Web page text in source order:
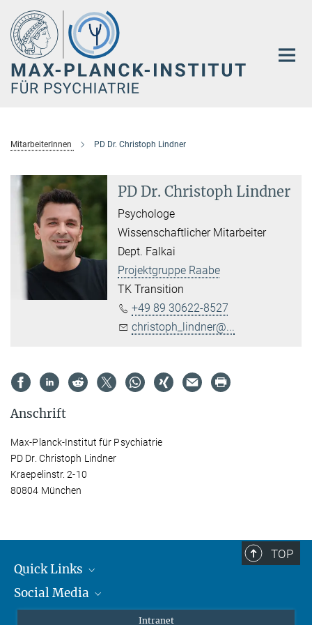
Hauptinhalt
MitarbeiterInnen PD Dr. Christoph Lindner
PD Dr. Christoph Lindner
Psychologe
Wissenschaftlicher Mitarbeiter
Dept. Falkai
Projektgruppe Raabe
TK Transition
+49 89 30622-8527
christoph_lindner@...
Anschrift
Max-Planck-Institut für Psychiatrie
PD Dr. Christoph Lindner
Kraepelinstr. 2-10
80804 München
TOP
Quick Links
Student*innen/Wissenschaftler*innen
Social Media
Intranet